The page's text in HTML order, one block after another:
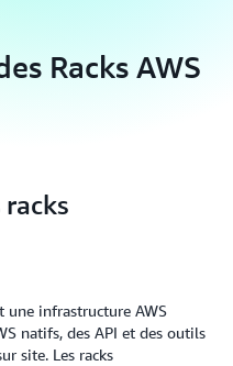
Racks AWS
une infrastructure AWS
natifs, des API et des outils
site. Les racks